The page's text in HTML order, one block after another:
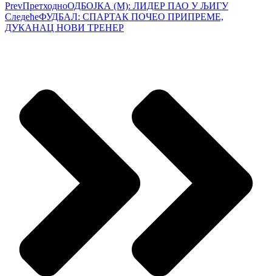
PrevПретходноОДБОЈКА (М): ЛИДЕР ПАО У ЉИГУ
СледећеФУДБАЛ: СПАРТАК ПОЧЕО ПРИПРЕМЕ,
ДУКАНАЦ НОВИ ТРЕНЕР